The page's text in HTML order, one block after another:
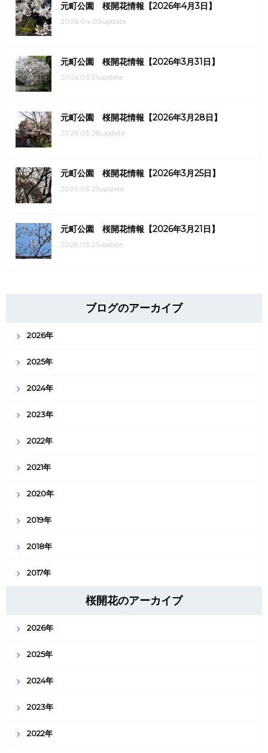
元町公園 桜開花情報【2026年4月3日】
2026.04.03update
元町公園 桜開花情報【2026年3月31日】
2026.03.31update
元町公園 桜開花情報【2026年3月28日】
2026.03.28update
元町公園 桜開花情報【2026年3月25日】
2026.03.25update
元町公園 桜開花情報【2026年3月21日】
2026.03.21update
ブログのアーカイブ
2026年
2025年
2024年
2023年
2022年
2021年
2020年
2019年
2018年
2017年
桜開花のアーカイブ
2026年
2025年
2024年
2023年
2022年